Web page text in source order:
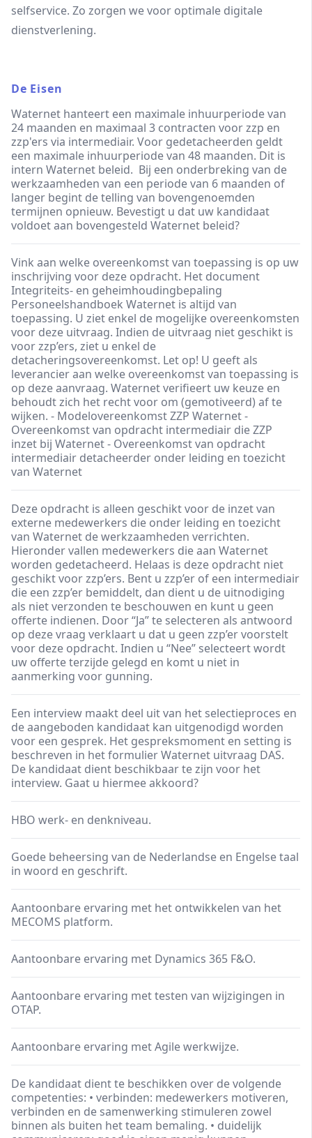
selfservice. Zo zorgen we voor optimale digitale
dienstverlening.
De Eisen
Waternet hanteert een maximale inhuurperiode van
24 maanden en maximaal 3 contracten voor zzp en
zzp'ers via intermediair. Voor gedetacheerden geldt
een maximale inhuurperiode van 48 maanden. Dit is
intern Waternet beleid. Bij een onderbreking van de
werkzaamheden van een periode van 6 maanden of
langer begint de telling van bovengenoemden
termijnen opnieuw. Bevestigt u dat uw kandidaat
voldoet aan bovengesteld Waternet beleid?
Vink aan welke overeenkomst van toepassing is op uw
inschrijving voor deze opdracht. Het document
Integriteits- en geheimhoudingbepaling
Personeelshandboek Waternet is altijd van
toepassing. U ziet enkel de mogelijke overeenkomsten
voor deze uitvraag. Indien de uitvraag niet geschikt is
voor zzp’ers, ziet u enkel de
detacheringsovereenkomst. Let op! U geeft als
leverancier aan welke overeenkomst van toepassing is
op deze aanvraag. Waternet verifieert uw keuze en
behoudt zich het recht voor om (gemotiveerd) af te
wijken. - Modelovereenkomst ZZP Waternet -
Overeenkomst van opdracht intermediair die ZZP
inzet bij Waternet - Overeenkomst van opdracht
intermediair detacheerder onder leiding en toezicht
van Waternet
Deze opdracht is alleen geschikt voor de inzet van
externe medewerkers die onder leiding en toezicht
van Waternet de werkzaamheden verrichten.
Hieronder vallen medewerkers die aan Waternet
worden gedetacheerd. Helaas is deze opdracht niet
geschikt voor zzp’ers. Bent u zzp’er of een intermediair
die een zzp’er bemiddelt, dan dient u de uitnodiging
als niet verzonden te beschouwen en kunt u geen
offerte indienen. Door “Ja” te selecteren als antwoord
op deze vraag verklaart u dat u geen zzp’er voorstelt
voor deze opdracht. Indien u “Nee” selecteert wordt
uw offerte terzijde gelegd en komt u niet in
aanmerking voor gunning.
Een interview maakt deel uit van het selectieproces en
de aangeboden kandidaat kan uitgenodigd worden
voor een gesprek. Het gespreksmoment en setting is
beschreven in het formulier Waternet uitvraag DAS.
De kandidaat dient beschikbaar te zijn voor het
interview. Gaat u hiermee akkoord?
HBO werk- en denkniveau.
Goede beheersing van de Nederlandse en Engelse taal
in woord en geschrift.
Aantoonbare ervaring met het ontwikkelen van het
MECOMS platform.
Aantoonbare ervaring met Dynamics 365 F&O.
Aantoonbare ervaring met testen van wijzigingen in
OTAP.
Aantoonbare ervaring met Agile werkwijze.
De kandidaat dient te beschikken over de volgende
competenties: • verbinden: medewerkers motiveren,
verbinden en de samenwerking stimuleren zowel
binnen als buiten het team bemaling. • duidelijk